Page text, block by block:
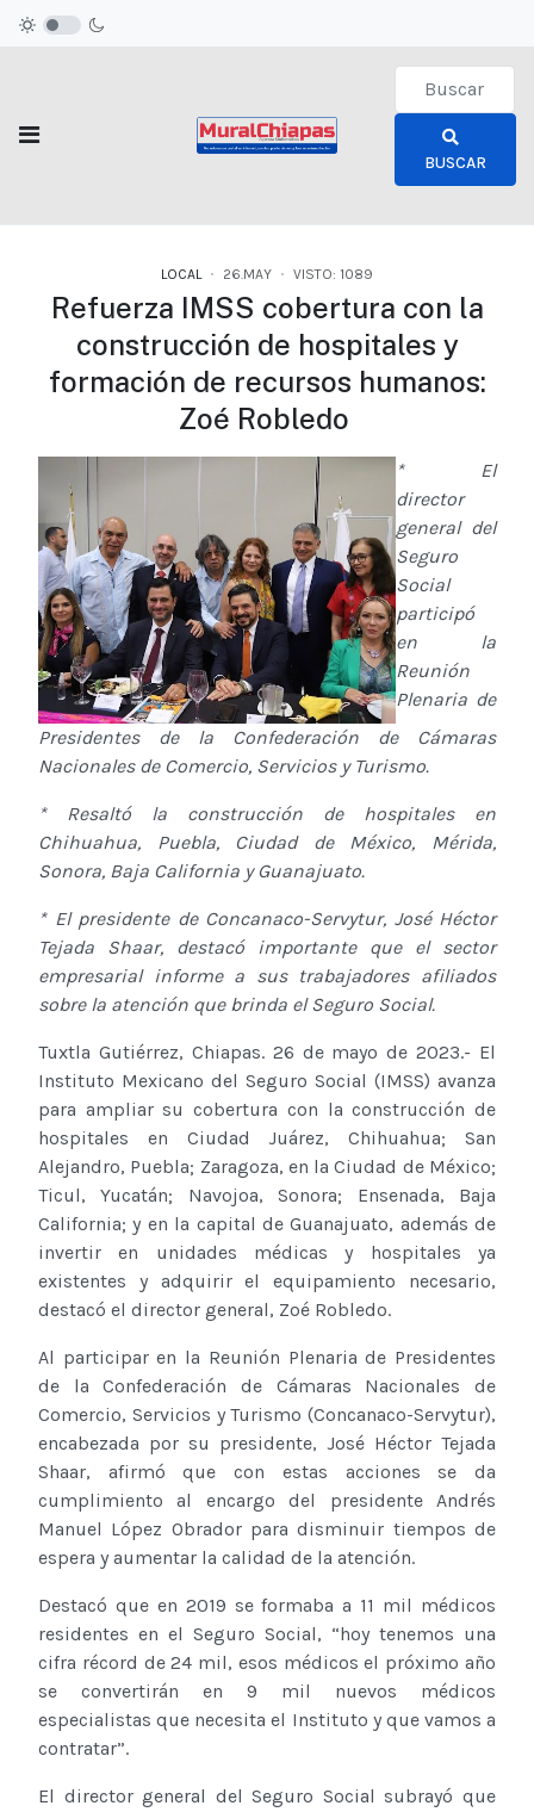
Type 2 or
BUSCAR
LOCAL 26.MAY VISTO: 1089
Refuerza IMSS cobertura con la
construcción de hospitales y
formación de recursos humanos:
Zoé Robledo
* El
director
general del
Seguro
Social
participó
en la
Reunión
Plenaria de
Presidentes de la Confederación de Cámaras
Nacionales de Comercio, Servicios y Turismo.
* Resaltó la construcción de hospitales en
Chihuahua, Puebla, Ciudad de México, Mérida,
Sonora, Baja California y Guanajuato.
* El presidente de Concanaco-Servytur, José Héctor
Tejada Shaar, destacó importante que el sector
empresarial informe a sus trabajadores afiliados
sobre la atención que brinda el Seguro Social.
Tuxtla Gutiérrez, Chiapas. 26 de mayo de 2023.- El
Instituto Mexicano del Seguro Social (IMSS) avanza
para ampliar su cobertura con la construcción de
hospitales en Ciudad Juárez, Chihuahua; San
Alejandro, Puebla; Zaragoza, en la Ciudad de México;
Ticul, Yucatán; Navojoa, Sonora; Ensenada, Baja
California; y en la capital de Guanajuato, además de
invertir en unidades médicas y hospitales ya
existentes y adquirir el equipamiento necesario,
destacó el director general, Zoé Robledo.
Al participar en la Reunión Plenaria de Presidentes
de la Confederación de Cámaras Nacionales de
Comercio, Servicios y Turismo (Concanaco-Servytur),
encabezada por su presidente, José Héctor Tejada
Shaar, afirmó que con estas acciones se da
cumplimiento al encargo del presidente Andrés
Manuel López Obrador para disminuir tiempos de
espera y aumentar la calidad de la atención.
Destacó que en 2019 se formaba a 11 mil médicos
residentes en el Seguro Social, “hoy tenemos una
cifra récord de 24 mil, esos médicos el próximo año
se convertirán en 9 mil nuevos médicos
especialistas que necesita el Instituto y que vamos a
contratar”.
El director general del Seguro Social subrayó que